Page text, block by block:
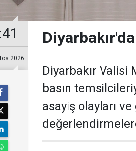
2026
Diyarbakır Valisi
basın
asayiş olayları